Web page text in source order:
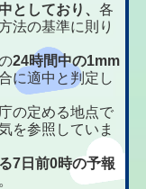
としており、各
法の基準に則り
24時間中の1mm
に適中と判定し
の定める地点で
を参照していま
7日前0時の予報